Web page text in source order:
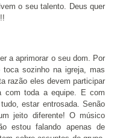
o seu talento. Deus quer
a aprimorar o seu dom. Por
sozinho na igreja, mas
razão eles devem participar
com toda a equipe. E com
estar entrosada. Senão
jeito diferente! O músico
estou falando apenas de